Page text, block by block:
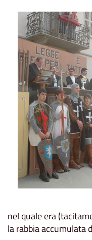
nel quale era
la rabbia accumulata